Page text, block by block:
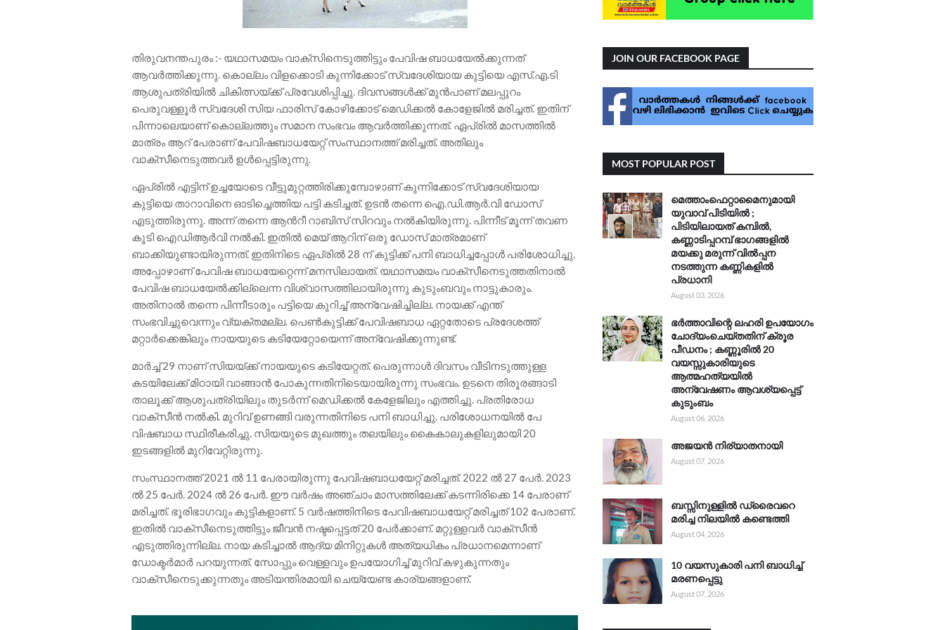
തിരുവനന്തപുരം :- യഥാസമയം വാക്‌സിനെടുത്തിട്ടും പേവിഷ ബാധയേൽക്കുന്നത്
ആവർത്തിക്കുന്നു. കൊല്ലം വിളക്കൊടി കുന്നിക്കോട് സ്വദേശിയായ കുട്ടിയെ എസ്.എ.ടി
ആശുപത്രിയിൽ ചികിത്സയ്ക്ക് പ്രവേശിപ്പിച്ചു. ദിവസങ്ങൾക്ക് മുൻപാണ് മലപ്പുറം
പെരുവള്ളൂർ സ്വദേശി സിയ ഫാരിസ് കോഴിക്കോട് മെ‍ഡിക്കൽ കോളേജിൽ മരിച്ചത്. ഇതിന്
പിന്നാലെയാണ് കൊല്ലത്തും സമാന സംഭവം ആവർത്തിക്കുന്നത്. ഏപ്രിൽ മാസത്തിൽ
മാത്രം ആറ് പേരാണ് പേവിഷബാധയേറ്റ് സംസ്ഥാനത്ത് മരിച്ചത്. അതിലും
വാക്സീനെടുത്തവർ ഉൾപ്പെട്ടിരുന്നു.
ഏപ്രിൽ എട്ടിന് ഉച്ചയോടെ വീട്ടുമുറ്റത്തിരിക്കുമ്പോഴാണ് കുന്നിക്കോട് സ്വദേശിയായ
കുട്ടിയെ താറാവിനെ ഓടിച്ചെത്തിയ പട്ടി കടിച്ചത്. ഉടൻ തന്നെ ഐ.ഡി.ആർ.വി ഡോസ്
എടുത്തിരുന്നു. അന്ന് തന്നെ ആന്‍റീ റാബിസ് സിറവും നൽകിയിരുന്നു. പിന്നീട് മൂന്ന് തവണ
കൂടി ഐഡിആർവി നല്‍കി. ഇതിൽ മെയ് ആറിന് ഒരു ഡോസ് മാത്രമാണ്
ബാക്കിയുണ്ടായിരുന്നത്. ഇതിനിടെ ഏപ്രിൽ 28 ന് കുട്ടിക്ക് പനി ബാധിച്ചപ്പോൾ പരിശോധിച്ചു.
അപ്പോഴാണ് പേവിഷ ബാധയേറ്റെന്ന് മനസിലായത്. യഥാസമയം വാ‌ക്സീനെടുത്തതിനാൽ
പേവിഷ ബാധയേൽക്കില്ലെന്ന വിശ്വാസത്തിലായിരുന്നു കുടുംബവും നാട്ടുകാരും.
അതിനാൽ തന്നെ പിന്നീടാരും പട്ടിയെ കുറിച്ച് അന്വേഷിച്ചില്ല. നായക്ക് എന്ത്
സംഭവിച്ചുവെന്നും വ്യക്തമല്ല. പെൺകുട്ടിക്ക് പേവിഷബാധ ഏറ്റതോടെ പ്രദേശത്ത്
മറ്റാർക്കെങ്കിലും നായയുടെ കടിയേറ്റോയെന്ന് അന്വേഷിക്കുന്നുണ്ട്.
മാർച്ച് 29 നാണ് സിയയ്ക്ക് നായയുടെ കടിയേറ്റത്. പെരുന്നാൾ ദിവസം വീടിനടുത്തുള്ള
കടയിലേക്ക് മിഠായി വാങ്ങാൻ പോകുന്നതിനിടെയായിരുന്നു സംഭവം. ഉടനെ തിരൂരങ്ങാടി
താലൂക്ക് ആശുപത്രിയിലും തുടർന്ന് മെഡിക്കൽ കേളേജിലും എത്തിച്ചു. പ്രതിരോധ
വാക്സീൻ നൽകി. മുറിവ് ഉണങ്ങി വരുന്നതിനിടെ പനി ബാധിച്ചു. പരിശോധനയിൽ പേ
വിഷബാധ സ്ഥിരീകരിച്ചു. സിയയുടെ മുഖത്തും തലയിലും കൈകാലുകളിലുമായി 20
ഇടങ്ങളിൽ മുറിവേറ്റിരുന്നു.
സംസ്ഥാനത്ത് 2021 ല്‍ 11 പേരായിരുന്നു പേവിഷബാധയേറ്റ് മരിച്ചത്. 2022 ല്‍ 27 പേർ. 2023
ല്‍ 25 പേർ. 2024 ൽ 26 പേർ. ഈ വര്‍ഷം അഞ്ചാം മാസത്തിലേക്ക് കടന്നിരിക്കെ 14 പേരാണ്
മരിച്ചത്. ഭൂരിഭാഗവും കുട്ടികളാണ്. 5 വര്‍ഷത്തിനിടെ പേവിഷബാധയേറ്റ് മരിച്ചത് 102 പേരാണ്.
ഇതിൽ വാക്സീനെടുത്തിട്ടും ജീവന്‍ നഷ്ടപ്പെട്ടത് 20 പേര്‍ക്കാണ്. മറ്റുള്ളവര്‍ വാക്സീന്‍
എടുത്തിരുന്നില്ല. നായ കടിച്ചാൽ ആദ്യ മിനിറ്റുകൾ അത്യധികം പ്രധാനമെന്നാണ്
ഡോക്ടർമാർ പറയുന്നത്. സോപ്പും വെള്ളവും ഉപയോഗിച്ച് മുറിവ് കഴുകുന്നതും
വാക്സീനെടുക്കുന്നതും അടിയന്തിരമായി ചെയ്യേണ്ട കാര്യങ്ങളാണ്.
JOIN OUR FACEBOOK PAGE
MOST POPULAR POST
മെത്താംഫെറ്റാമൈനുമായി
യുവാവ് പിടിയിൽ ;
പിടിയിലായത് കമ്പിൽ,
കണ്ണാടിപ്പറമ്പ് ഭാഗങ്ങളിൽ
മയക്കു മരുന്ന് വിൽപ്പന
നടത്തുന്ന കണ്ണികളിൽ
പ്രധാനി
August 03, 2026
ഭർത്താവിന്റെ ലഹരി ഉപയോഗം
ചോദ്യംചെയ്തതിന് ക്രൂര
പീഡനം ; കണ്ണൂരിൽ 20
വയസ്സുകാരിയുടെ
ആത്മഹത്യയിൽ
അന്വേഷണം ആവശ്യപ്പെട്ട്
കുടുംബം
August 06, 2026
അജയൻ നിര്യാതനായി
August 07, 2026
ബസ്സിനുള്ളിൽ ഡ്രൈവറെ
മരിച്ച നിലയിൽ കണ്ടെത്തി
August 04, 2026
10 വയസുകാരി പനി ബാധിച്ച്
മരണപ്പെട്ടു
August 07, 2026